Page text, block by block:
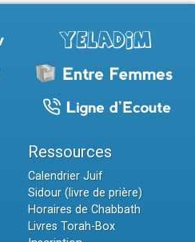
Ressources
Calendrier Juif
Sidour (livre de prière)
Horaires de Chabbath
Livres Torah-Box